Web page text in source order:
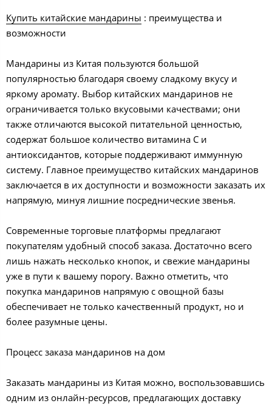
Купить китайские мандарины : преимущества и
возможности
Мандарины из Китая пользуются большой
популярностью благодаря своему сладкому вкусу и
яркому аромату. Выбор китайских мандаринов не
ограничивается только вкусовыми качествами; они
также отличаются высокой питательной ценностью,
содержат большое количество витамина C и
антиоксидантов, которые поддерживают иммунную
систему. Главное преимущество китайских мандаринов
заключается в их доступности и возможности заказать их
напрямую, минуя лишние посреднические звенья.
Современные торговые платформы предлагают
покупателям удобный способ заказа. Достаточно всего
лишь нажать несколько кнопок, и свежие мандарины
уже в пути к вашему порогу. Важно отметить, что
покупка мандаринов напрямую с овощной базы
обеспечивает не только качественный продукт, но и
более разумные цены.
Процесс заказа мандаринов на дом
Заказать мандарины из Китая можно, воспользовавшись
одним из онлайн-ресурсов, предлагающих доставку